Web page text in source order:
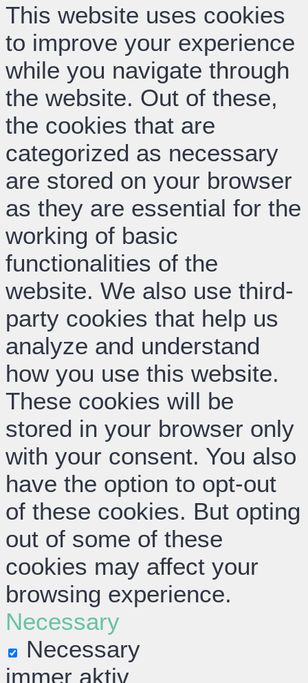
This website uses cookies
to improve your experience
while you navigate through
the website. Out of these,
the cookies that are
categorized as necessary
are stored on your browser
as they are essential for the
working of basic
functionalities of the
website. We also use third-
party cookies that help us
analyze and understand
how you use this website.
These cookies will be
stored in your browser only
with your consent. You also
have the option to opt-out
of these cookies. But opting
out of some of these
cookies may affect your
browsing experience.
Necessary
Necessary
immer aktiv